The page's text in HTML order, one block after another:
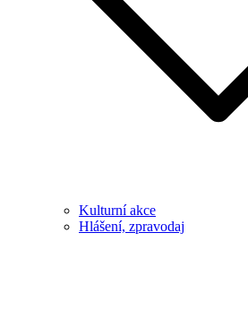
Kulturní akce
Hlášení, zpravodaj